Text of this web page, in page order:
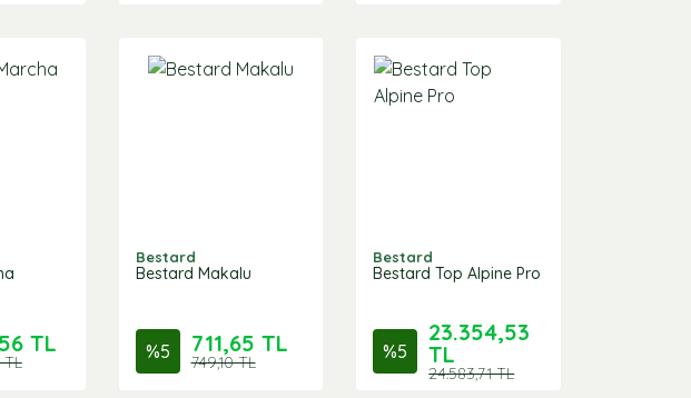
TL
TL
Bestard
Bestard Makalu
%5 711,65 TL
749,10 TL
Bestard
Bestard Top Alpine Pro
%5
23.354,53
TL
24.583,71 TL